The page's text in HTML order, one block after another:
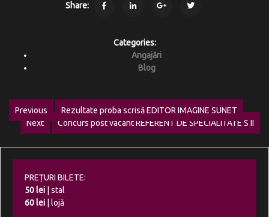
Share:
Categories:
Angajări
Blog
Navigare
în
articole
Previous
Previous
post:
Rezultate proba scrisă EDITOR IMAGINE SUNET
Next
Next
Concurs post vacant REFERENT DE SPECIALITATE S II
PREȚURI BILETE:
50 lei
| stal
60 lei
| lojă